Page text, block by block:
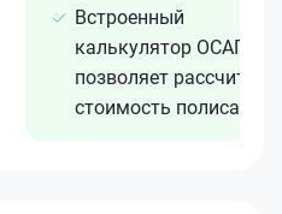
Встроенный
калькулятор ОСАГО
позволяет рассчитать
стоимость полиса